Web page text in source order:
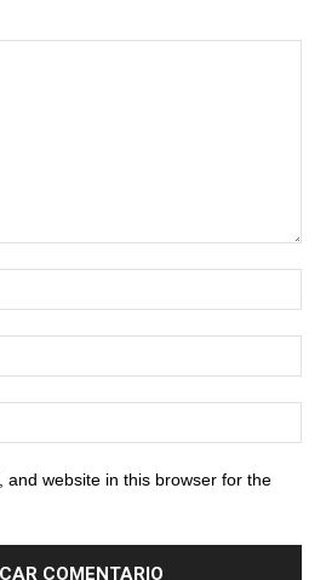
and website in this browser for the